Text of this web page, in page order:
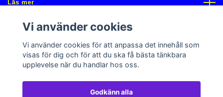
Läs mer
Sociala medier
Vi använder cookies
Vi använder cookies för att anpassa det innehåll som
visas för dig och för att du ska få bästa tänkbara
upplevelse när du handlar hos oss.
Godkänn alla